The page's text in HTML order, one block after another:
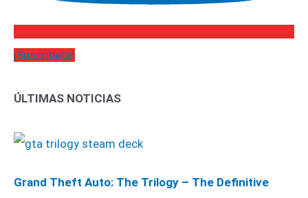
¡Suscríbete!
ÚLTIMAS NOTICIAS
Grand Theft Auto: The Trilogy – The Definitive